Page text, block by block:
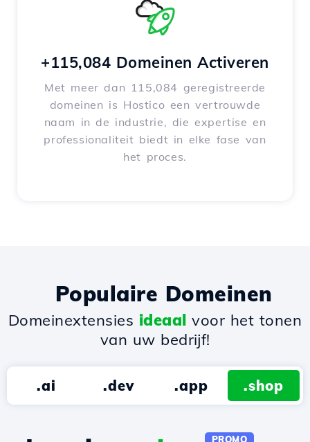
+115,084 Domeinen Activeren
Met meer dan 115,084 geregistreerde
domeinen is Hostico een vertrouwde
naam in de industrie, die expertise en
professionaliteit biedt in elke fase van
het proces.
Populaire Domeinen
Domeinextensies ideaal voor het tonen
van uw bedrijf!
.ai .dev .app .shop
PROMO